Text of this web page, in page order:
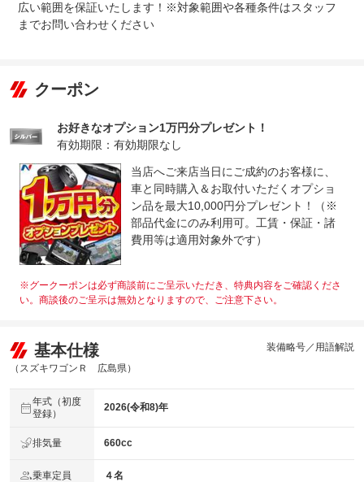
広い範囲を保証いたします！※対象範囲や各種条件はスタッフ
までお問い合わせください
クーポン
お好きなオプション1万円分プレゼント！
有効期限：有効期限なし
当店へご来店当日にご成約のお客様に、
車と同時購入＆お取付いただくオプショ
ン品を最大10,000円分プレゼント！（※
部品代金にのみ利用可。工賃・保証・諸
費用等は適用対象外です）
※グークーポンは必ず商談前にご呈示いただき、特典内容をご確認くださ
い。商談後のご呈示は無効となりますので、ご注意下さい。
基本仕様
（スズキワゴンＲ 広島県）
装備略号／用語解説
年式（初度
登録）
2026(令和8)年
排気量 660cc
乗車定員 ４名